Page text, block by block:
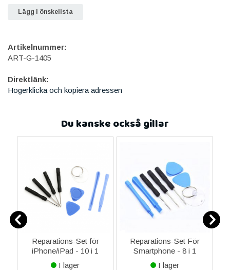
Lägg i önskelista
Artikelnummer:
ART-G-1405
Direktlänk:
Högerklicka och kopiera adressen
Du kanske också gillar
Reparations-Set för
iPhone/iPad - 10 i 1
I lager
Reparations-Set För
Smartphone - 8 i 1
I lager